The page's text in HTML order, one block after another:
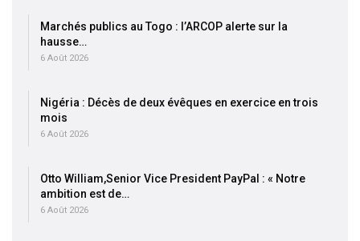
Marchés publics au Togo : l’ARCOP alerte sur la
hausse…
6 Août 2026
Nigéria : Décès de deux évêques en exercice en trois
mois
6 Août 2026
Otto William,Senior Vice President PayPal : « Notre
ambition est de…
6 Août 2026